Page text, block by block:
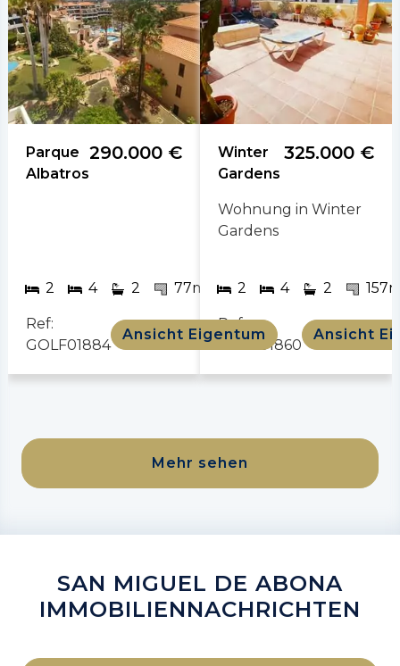
Parque
Albatros
290.000 €
2 4 2 77m 60m 2
Ref:
GOLF01884
Ansicht Eigentum
Winter
Gardens
325.000 €
Wohnung in Winter
Gardens
2 4 2
Ref:
GOLF01860
Ansicht
Mehr sehen
SAN MIGUEL DE ABONA
IMMOBILIENNACHRICHTEN